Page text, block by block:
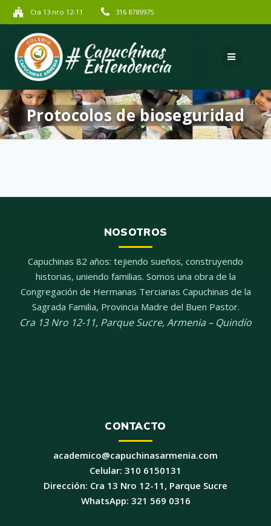
Saltar
contenido
Cra 13 nro 12-11 316 8789975
Protocolos de bioseguridad
NOSOTROS
Capuchinas 82 años: tejiendo sueños, construyendo
historias, uniendo familias. Somos una obra de la
Congregación de Hermanas Terciarias Capuchinas de la
Sagrada Familia, Provincia Madre del Buen Pastor.
Cra 13 Nro 12-11, Parque Sucre,Armenia – Quindío
CONTACTO
academico@capuchinasarmenia.com
Celular: 310 6150131
Dirección: Cra 13 Nro 12-11, Parque Sucre
WhatsApp: 321 569 0316